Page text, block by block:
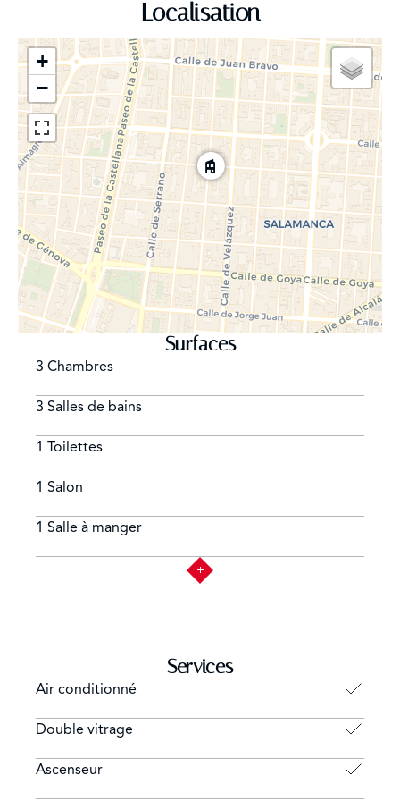
Le prix comprend un grand garage avec accès direct. La
propriété est équipée d'un téléphone d'entrée, d'une
porte de sécurité, de caméras et d'une alarme.
En résumé, une propriété magnifique et exclusive, qui
combine le classicisme extérieur d'un bâtiment des
années 30 avec la modernité intérieure d'un bâtiment
de 2003 pour le confort et la sécurité de ses habitants,
au cœur de Recoletos.
Le quartier de Salamanca à Madrid est synonyme
d'élégance et de sophistication. Situé au cœur de la
capitale espagnole, ce quartier est célèbre pour ses
rues bordées d'arbres, son architecture majestueuse et
ses boutiques de luxe. Outre son atmosphère
cosmopolite, le quartier abrite une grande richesse
scène gastronomique dynamique qui allie tradition et
atmosphère distinguée, le Barrio de Salamanca est un
lieu où l'histoire rencontre la modernité, créant un
cadre unique au cœur de Madrid.
Localisation
+
−
Surfaces
3 Chambres
3 Salles de bains
1 Toilettes
1 Salon
1 Salle à manger
Services
Air conditionné
Double vitrage
Ascenseur